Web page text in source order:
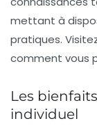
mettant à
pratiques.
comment vous
Les
individuel